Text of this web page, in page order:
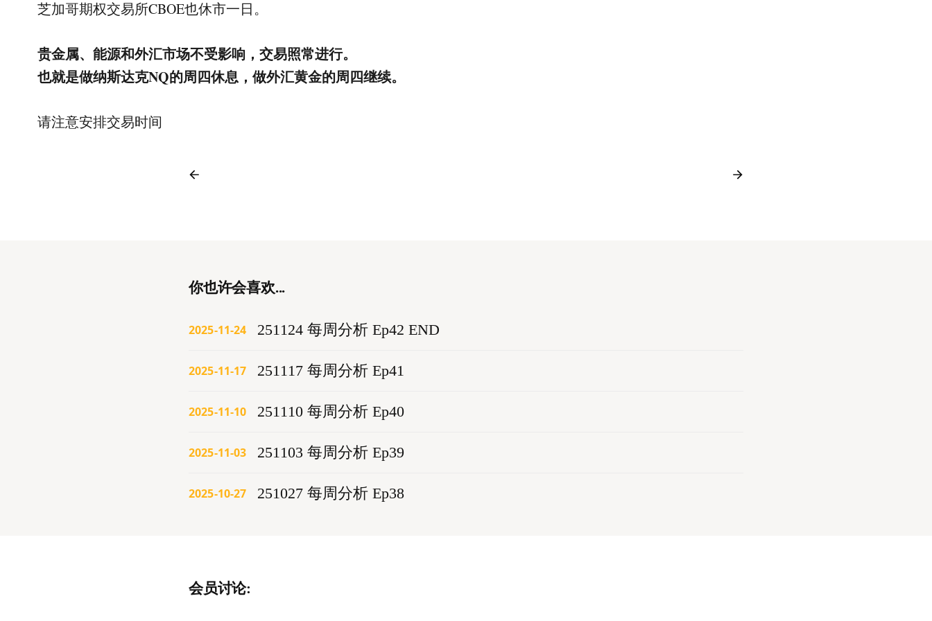
芝加哥期权交易所CBOE也休市一日。
贵金属、能源和外汇市场不受影响，交易照常进行。
也就是做纳斯达克NQ的周四休息，做外汇黄金的周四继续。
请注意安排交易时间
你也许会喜欢...
2025-11-24 251124 每周分析 Ep42 END
2025-11-17 251117 每周分析 Ep41
2025-11-10 251110 每周分析 Ep40
2025-11-03 251103 每周分析 Ep39
2025-10-27 251027 每周分析 Ep38
会员讨论: